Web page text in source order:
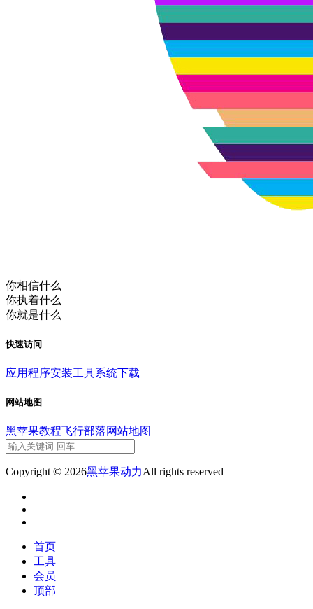
你相信什么
你执着什么
你就是什么
快速访问
应用程序安装工具系统下载
网站地图
黑苹果教程飞行部落网站地图
Copyright © 2026黑苹果动力All rights reserved
首页
工具
会员
顶部